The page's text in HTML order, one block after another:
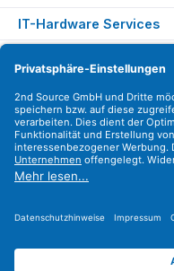
IT-Hardware Services
Versandarten
Zahlungsarten
Sicher Einkaufen
Find us on